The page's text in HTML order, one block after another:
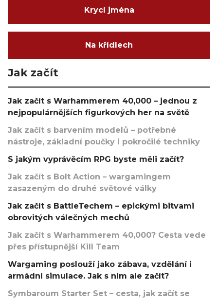
Krycí jména
Na křídlech
Jak začít
Jak začít s Warhammerem 40,000 – jednou z
nejpopulárnějších figurkových her na světě
Jak začít s barvením modelů – potřebné
nástroje, základní poučky i pokročilé techniky
S jakým vyprávěcím RPG byste měli začít?
Jak začít s Bolt Action – wargamingem
zasazeným do druhé světové války
Jak začít s BattleTechem – epickými bitvami
obrovitých válečných mechů
Jak začít s Warhammerem 40,000? Cesta vede
přes přístupnější Kill Team
Wargaming poslouží jako zábava, vzdělání i
armádní simulace. Jak s ním ale začít?
Symbaroum Starter Set – cesta, jak začít se